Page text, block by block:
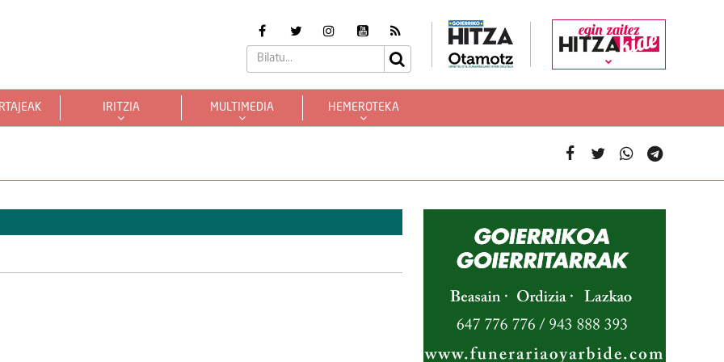
egin zaitez
IRITZIA MULTIMEDIA HEMEROTEKA